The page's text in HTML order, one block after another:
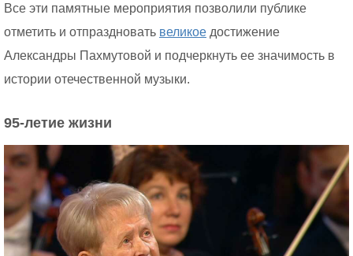
Все эти памятные мероприятия позволили публике
отметить и отпраздновать великое достижение
Александры Пахмутовой и подчеркнуть ее значимость в
истории отечественной музыки.
95-летие жизни